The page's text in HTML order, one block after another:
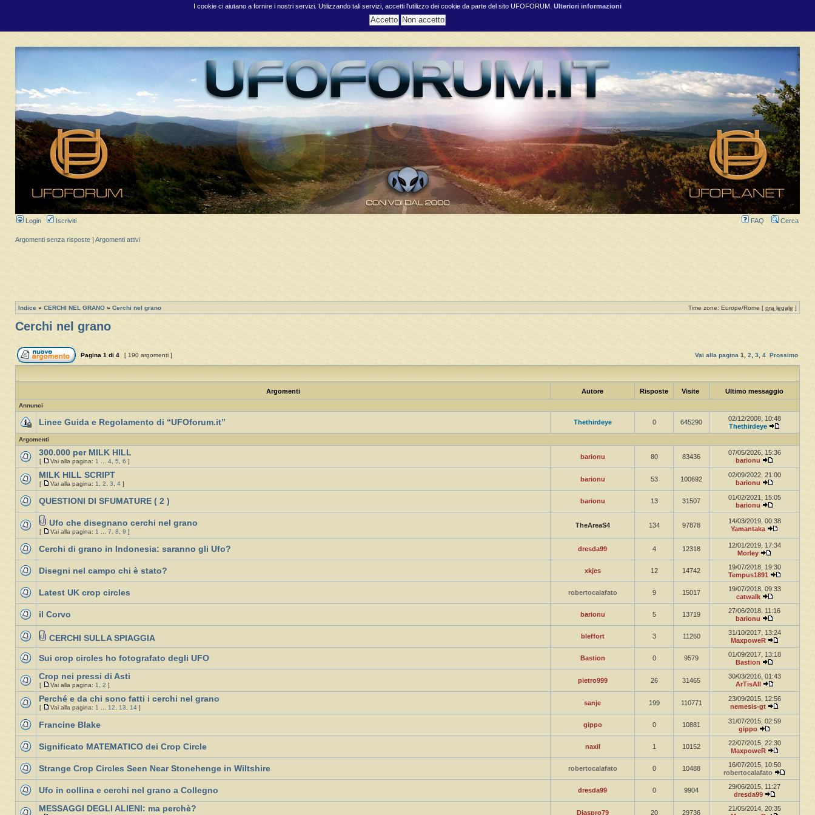
I cookie ci aiutano a fornire i nostri servizi. Utilizzando tali servizi, accetti l'utilizzo dei cookie da parte del sito UFOFORUM. Ulteriori informazioni
Login Iscriviti FAQ Cerca
Argomenti senza risposte Argomenti attivi
Indice » CERCHI NEL GRANO » Cerchi nel grano Time zone: Europe/Rome [ ora legale ]
Cerchi nel grano
Pagina 1 di 4 [ 190 argomenti ] Vai alla pagina 1, 2, 3, 4 Prossimo
Argomenti Autore Risposte Visite Ultimo messaggio
Annunci
Linee Guida e Regolamento di “UFOforum.it” Thethirdeye 0 645290
02/12/2008, 10:48
Thethirdeye
Argomenti
300.000 per MILK HILL
[ Vai alla pagina: 1 ... 4, 5, 6 ]
barionu 80 83436
07/05/2026, 15:36
barionu
MILK HILL SCRIPT
[ Vai alla pagina: 1, 2, 3, 4 ]
barionu 53 100692
02/09/2022, 21:00
barionu
QUESTIONI DI SFUMATURE ( 2 ) barionu 13 31507
01/02/2021, 15:05
barionu
Ufo che disegnano cerchi nel grano
[ Vai alla pagina: 1 ... 7, 8, 9 ]
TheAreaS4 134 97878
14/03/2019, 00:38
Yamantaka
Cerchi di grano in Indonesia: saranno gli Ufo? dresda99 4 12318
12/01/2019, 17:34
Morley
Disegni nel campo chi è stato? xkjes 12 14742
19/07/2018, 19:30
Tempus1891
Latest UK crop circles robertocalafato 9 15017
19/07/2018, 09:33
catwalk
il Corvo barionu 5 13719
27/06/2018, 11:16
barionu
CERCHI SULLA SPIAGGIA bleffort 3 11260
31/10/2017, 13:24
MaxpoweR
Sui crop circles ho fotografato degli UFO Bastion 0 9579
01/09/2017, 13:18
Bastion
Crop nei pressi di Asti
[ Vai alla pagina: 1, 2 ]
pietro999 26 31465
30/03/2016, 01:43
ArTisAll
Perché e da chi sono fatti i cerchi nel grano
[ Vai alla pagina: 1 ... 12, 13, 14 ]
sanje 199 110771
23/09/2015, 12:56
nemesis-gt
Francine Blake gippo 0 10881
31/07/2015, 02:59
gippo
Significato MATEMATICO dei Crop Circle naxil 1 10152
22/07/2015, 22:30
MaxpoweR
Strange Crop Circles Seen Near Stonehenge in Wiltshire robertocalafato 0 10488
16/07/2015, 10:50
robertocalafato
Ufo in collina e cerchi nel grano a Collegno dresda99 0 9904
29/06/2015, 11:27
dresda99
MESSAGGI DEGLI ALIENI: ma perchè? Diaspro79 20 29736
21/05/2014, 20:35